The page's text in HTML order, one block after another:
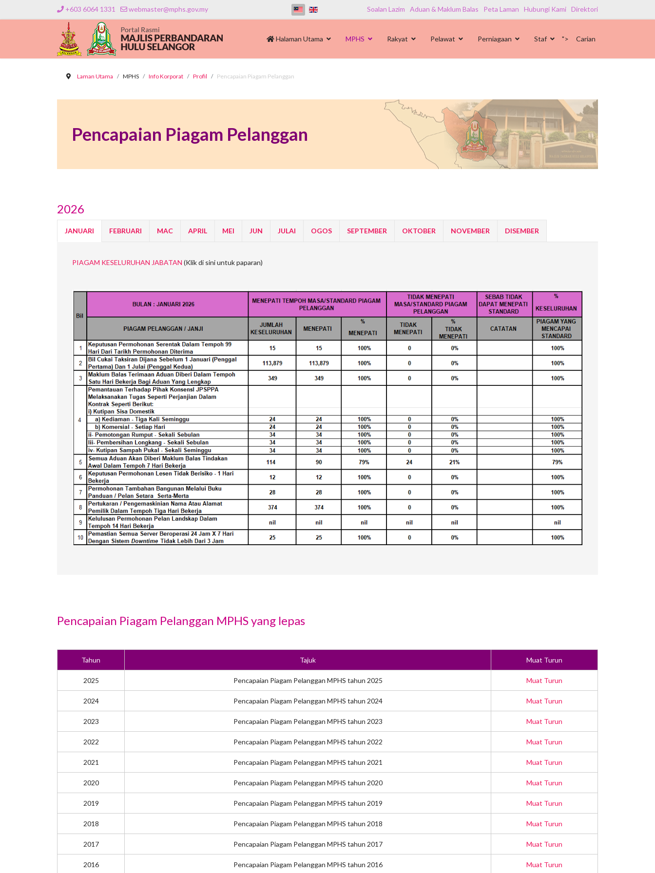
+603 6064 1331 webmaster@mphs.gov.my Soalan Lazim Aduan & Maklum Balas Peta Laman Hubungi Kami Direktori
Halaman Utama MPHS Rakyat Pelawat Perniagaan Staf "> Carian
Laman Utama MPHS Info Korporat Profil Pencapaian Piagam Pelanggan
Pencapaian Piagam Pelanggan
2026
JANUARI FEBRUARI MAC APRIL MEI JUN JULAI OGOS SEPTEMBER OKTOBER NOVEMBER DISEMBER
PIAGAM KESELURUHAN JABATAN (Klik di sini untuk paparan)
Pencapaian Piagam Pelanggan MPHS yang lepas
Tahun Tajuk Muat Turun
2025 Pencapaian Piagam Pelanggan MPHS tahun 2025 Muat Turun
2024 Pencapaian Piagam Pelanggan MPHS tahun 2024 Muat Turun
2023 Pencapaian Piagam Pelanggan MPHS tahun 2023 Muat Turun
2022 Pencapaian Piagam Pelanggan MPHS tahun 2022 Muat Turun
2021 Pencapaian Piagam Pelanggan MPHS tahun 2021 Muat Turun
2020 Pencapaian Piagam Pelanggan MPHS tahun 2020 Muat Turun
2019 Pencapaian Piagam Pelanggan MPHS tahun 2019 Muat Turun
2018 Pencapaian Piagam Pelanggan MPHS tahun 2018 Muat Turun
2017 Pencapaian Piagam Pelanggan MPHS tahun 2017 Muat Turun
2016 Pencapaian Piagam Pelanggan MPHS tahun 2016 Muat Turun